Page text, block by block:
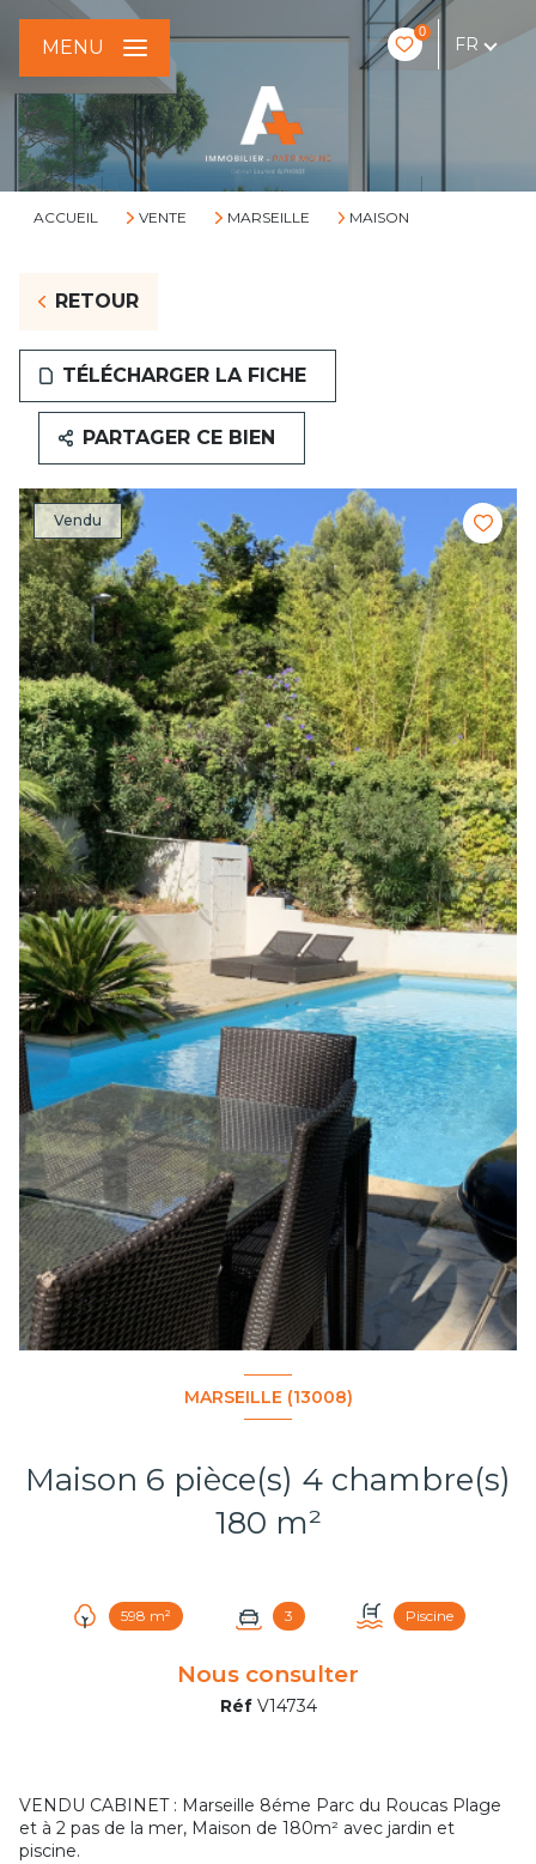
0
FR
MENU
ACCUEIL VENTE MARSEILLE MAISON
RETOUR
TÉLÉCHARGER LA FICHE
PARTAGER CE BIEN
Vendu
MARSEILLE (13008)
Maison 6 pièce(s) 4 chambre(s)
180 m²
598 m² 3 Piscine
Nous consulter
Réf V14734
VENDU CABINET : Marseille 8éme Parc du Roucas Plage
et à 2 pas de la mer, Maison de 180m² avec jardin et
piscine.